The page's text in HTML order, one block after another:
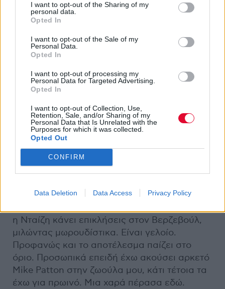
I want to opt-out of the Sharing of my
personal data.
Opted In
I want to opt-out of the Sale of my
Personal Data.
Opted In
I want to opt-out of processing my
Personal Data for Targeted Advertising.
Opted In
I want to opt-out of Collection, Use,
Retention, Sale, and/or Sharing of my
Personal Data that Is Unrelated with the
Purposes for which it was collected.
Opted Out
CONFIRM
Data Deletion Data Access Privacy Policy
Tuomas A. Laitinen) κυκλοφορεί τον δίσκο
του μέσω της
εταιρεία έχει την τιμητική της σήμερα, έτυχε
να έχει μαζεμένες, καλές κυκλοφορίες στην
αρχή του έτους. Το
ηλεκτρονικό δημιούργημα που βασίζει το
ενδιαφέρον που έχω σε αυτό σε δύο μόνο
λέξεις: mutated vocals. Τι ακριβώς είναι αυτό,
δεν μπορώ να σας το περιγράψω με
σαφήνεια, χωρίς να ακουστεί γελοίο. Π.χ. θα
τον Σατανισμό και κάνει νεκροθυσίες, ενώ
η Νταίζη κάνει επικλήσεις στον Βερζεβούλ,
μιλώντας μωρουδίστικα. Είναι γελοίο.
Προφανώς και το αποτέλεσμα παίζει στο
όριο. Προσωπικά επειδή έχω ακούσει αρκετό
Mike Patton στην ζωούλα μου, κάτι τέτοια τα
έχω για πρωινό. Μια χαρά πέρασα εδώ.